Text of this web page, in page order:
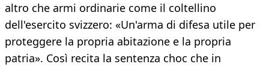
altro che armi ordinarie come il coltellino
dell'esercito svizzero: «Un'arma di difesa utile per
proteggere la propria abitazione e la propria
patria». Così recita la sentenza choc che in